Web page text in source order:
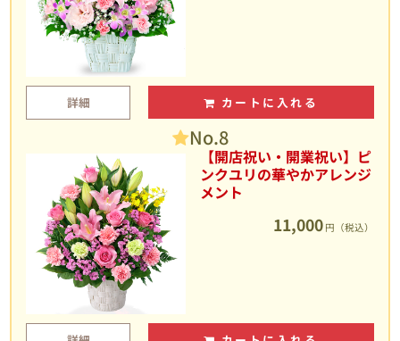
詳細 カートに入れる
No.8
【開店祝い・開業祝い】ピ
ンクユリの華やかアレンジ
メント
11,000 円（税込）